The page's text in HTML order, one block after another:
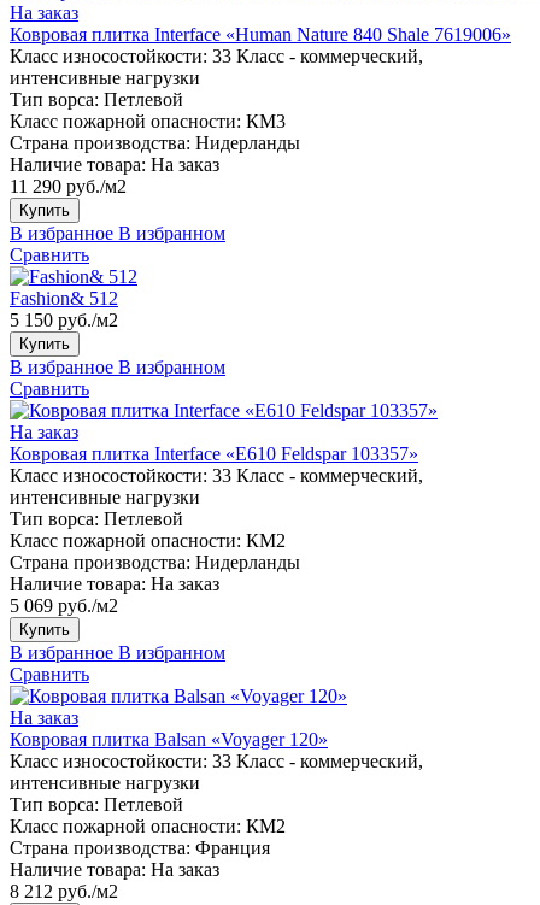
На заказ
Ковровая плитка Interface «Human Nature 840 Shale 7619006»
Класс износостойкости: 33 Класс - коммерческий,
интенсивные нагрузки
Тип ворса: Петлевой
Класс пожарной опасности: КМ3
Страна производства: Нидерланды
Наличие товара: На заказ
11 290 руб./м2
Купить
В избранное В избранном
Сравнить
Fashion& 512
5 150 руб./м2
Купить
В избранное В избранном
Сравнить
На заказ
Ковровая плитка Interface «E610 Feldspar 103357»
Класс износостойкости: 33 Класс - коммерческий,
интенсивные нагрузки
Тип ворса: Петлевой
Класс пожарной опасности: КМ2
Страна производства: Нидерланды
Наличие товара: На заказ
5 069 руб./м2
Купить
В избранное В избранном
Сравнить
На заказ
Ковровая плитка Balsan «Voyager 120»
Класс износостойкости: 33 Класс - коммерческий,
интенсивные нагрузки
Тип ворса: Петлевой
Класс пожарной опасности: КМ2
Страна производства: Франция
Наличие товара: На заказ
8 212 руб./м2